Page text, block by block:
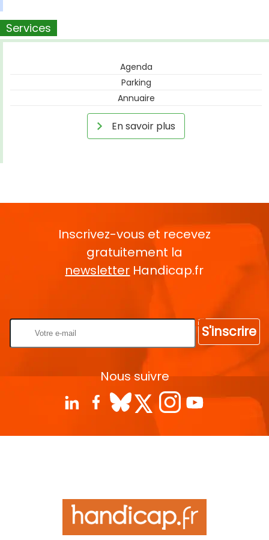
Services
Agenda
Parking
Annuaire
En savoir plus
Inscrivez-vous et recevez
gratuitement la
newsletter Handicap.fr
S'inscrire
Nous suivre